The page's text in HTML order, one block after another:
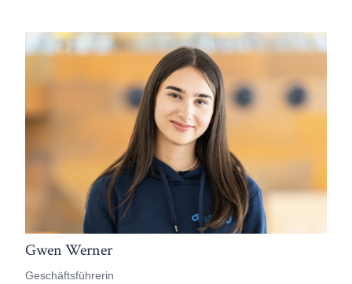
Gwen Werner
Geschäftsführerin